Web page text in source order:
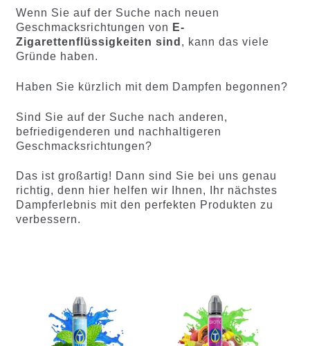
Wenn Sie auf der Suche nach neuen
Geschmacksrichtungen von E-
Zigarettenflüssigkeiten sind , kann das viele
Gründe haben.
Haben Sie kürzlich mit dem Dampfen begonnen?
Sind Sie auf der Suche nach anderen,
befriedigenderen und nachhaltigeren
Geschmacksrichtungen?
Das ist großartig! Dann sind Sie bei uns genau
richtig, denn hier helfen wir Ihnen, Ihr nächstes
Dampferlebnis mit den perfekten Produkten zu
verbessern.